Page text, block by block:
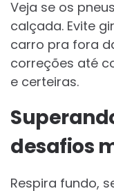
Veja se os
calçada. Evite
carro pra fora
correções até
e certeiras.
desafios
Respira fundo,